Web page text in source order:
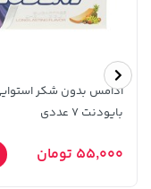
165,900
آدامس بدون شکر
بایودنت 7 عددی
55,000 تومان